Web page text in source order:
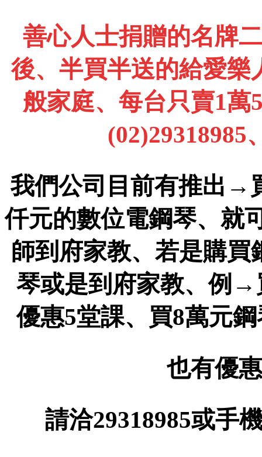
善心人士捐贈的名牌
後、半買半送的給愛樂
般家庭、每台只賣1萬
(02)29318985
我們公司目前有推出→
仟元的數位電鋼琴、就
師到府家教、若是購
琴或是到府家教、例→
優惠5堂課、買8萬元
也有優
請洽29318985或手